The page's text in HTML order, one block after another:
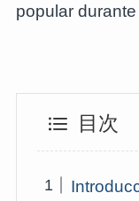
popular
目次